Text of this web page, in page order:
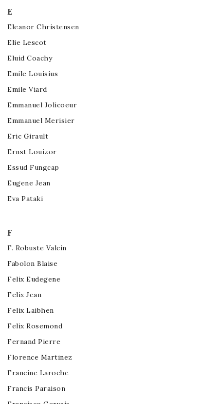
E
Eleanor Christensen
Elie Lescot
Eluid Coachy
Emile Louisius
Emile Viard
Emmanuel Jolicoeur
Emmanuel Merisier
Eric Girault
Ernst Louizor
Essud Fungcap
Eugene Jean
Eva Pataki
F
F. Robuste Valcin
Fabolon Blaise
Felix Eudegene
Felix Jean
Felix Laibhen
Felix Rosemond
Fernand Pierre
Florence Martinez
Francine Laroche
Francis Paraison